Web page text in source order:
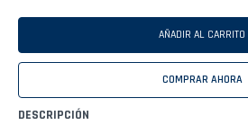
AÑADIR AL CARRITO
COMPRAR AHORA
DESCRIPCIÓN